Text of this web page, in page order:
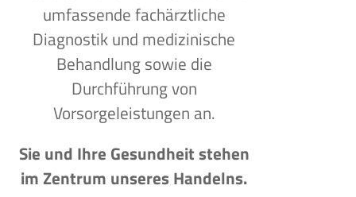
umfassende fachärztliche
Diagnostik und medizinische
Behandlung sowie die
Durchführung von
Vorsorgeleistungen an.
Sie und Ihre Gesundheit stehen
im Zentrum unseres Handelns.